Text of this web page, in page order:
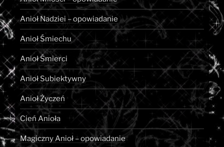
Anioł Nadziei – opowiadanie
Anioł Śmiechu
Anioł Śmierci
Anioł Subiektywny
Anioł Życzeń
Cień Anioła
Magiczny Anioł – opowiadanie